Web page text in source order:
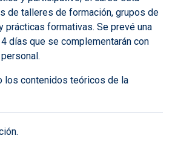
de talleres de formación, grupos de
prácticas formativas. Se prevé una
días que se complementarán con
los contenidos teóricos de la